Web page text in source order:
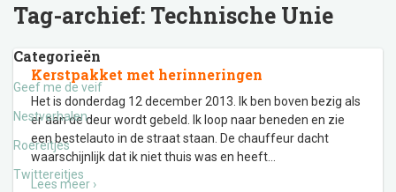
Tag-archief: Technische Unie
Categorieën
Geef me de veif
Nestverhalen
Roereitjes
Twittereitjes
Kerstpakket met herinneringen
Het is donderdag 12 december 2013. Ik ben boven bezig als
er aan de deur wordt gebeld. Ik loop naar beneden en zie
een bestelauto in de straat staan. De chauffeur dacht
waarschijnlijk dat ik niet thuis was en heeft
Lees meer ›